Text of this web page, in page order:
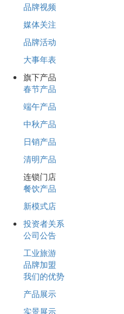
品牌视频
媒体关注
品牌活动
大事年表
旗下产品
春节产品
端午产品
中秋产品
日销产品
清明产品
连锁门店
餐饮产品
新模式店
投资者关系
公司公告
工业旅游
品牌加盟
我们的优势
产品展示
实景展示